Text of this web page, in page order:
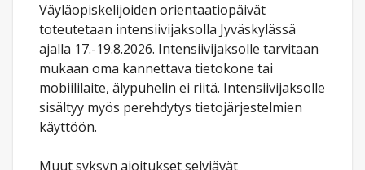
Väyläopiskelijoiden orientaatiopäivät
toteutetaan intensiivijaksolla Jyväskylässä
ajalla 17.-19.8.2026. Intensiivijaksolle tarvitaan
mukaan oma kannettava tietokone tai
mobiililaite, älypuhelin ei riitä. Intensiivijaksolle
sisältyy myös perehdytys tietojärjestelmien
käyttöön.
Muut syksyn ajoitukset selviävät